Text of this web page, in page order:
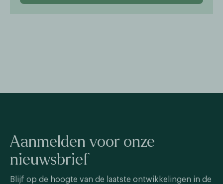
Aanmelden voor onze
nieuwsbrief
Blijf op de hoogte van de laatste ontwikkelingen in de